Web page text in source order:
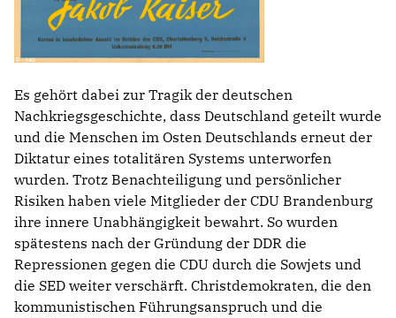
Es gehört dabei zur Tragik der deutschen
Nachkriegsgeschichte, dass Deutschland geteilt wurde
und die Menschen im Osten Deutschlands erneut der
Diktatur eines totalitären Systems unterworfen
wurden. Trotz Benachteiligung und persönlicher
Risiken haben viele Mitglieder der CDU Brandenburg
ihre innere Unabhängigkeit bewahrt. So wurden
spätestens nach der Gründung der DDR die
Repressionen gegen die CDU durch die Sowjets und
die SED weiter verschärft. Christdemokraten, die den
kommunistischen Führungsanspruch und die